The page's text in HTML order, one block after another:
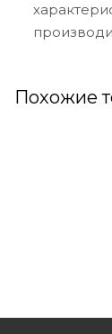
Похожие